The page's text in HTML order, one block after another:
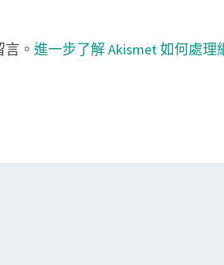
。 進一步了解 Akismet 如何處理